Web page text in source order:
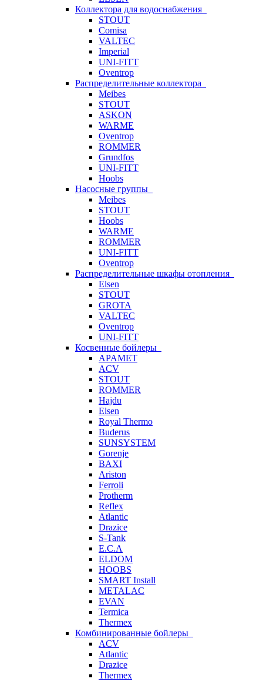
Коллектора для водоснабжения
STOUT
Comisa
VALTEC
Imperial
UNI-FITT
Oventrop
Распределительные коллектора
Meibes
STOUT
ASKON
WARME
Oventrop
ROMMER
Grundfos
UNI-FITT
Hoobs
Насосные группы
Meibes
STOUT
Hoobs
WARME
ROMMER
UNI-FITT
Oventrop
Распределительные шкафы отопления
Elsen
STOUT
GROTA
VALTEC
Oventrop
UNI-FITT
Косвенные бойлеры
APAMET
ACV
STOUT
ROMMER
Hajdu
Elsen
Royal Thermo
Buderus
SUNSYSTEM
Gorenje
BAXI
Ariston
Ferroli
Protherm
Reflex
Atlantic
Drazice
S-Tank
E.C.A
ELDOM
HOOBS
SMART Install
METALAC
EVAN
Termica
Thermex
Комбинированные бойлеры
ACV
Atlantic
Drazice
Thermex